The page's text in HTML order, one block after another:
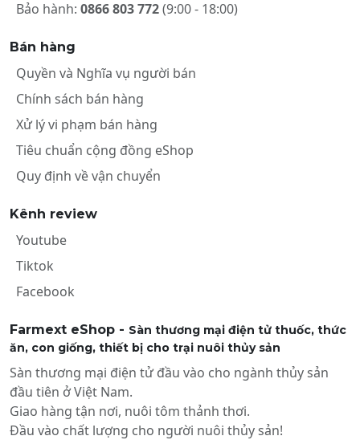
Bảo hành: 0866 803 772(9:00 - 18:00)
Bán hàng
Quyền và Nghĩa vụ người bán
Chính sách bán hàng
Xử lý vi phạm bán hàng
Tiêu chuẩn cộng đồng eShop
Quy định về vận chuyển
Kênh review
Youtube
Tiktok
Facebook
Farmext eShop - Sàn thương mại điện tử thuốc, thức
ăn, con giống, thiết bị cho trại nuôi thủy sản
Sàn thương mại điện tử đầu vào cho ngành thủy sản
đầu tiên ở Việt Nam.
Giao hàng tận nơi, nuôi tôm thảnh thơi.
Đầu vào chất lượng cho người nuôi thủy sản!